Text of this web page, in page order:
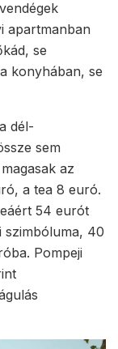
apartmanban
se
konyhában, se
dél-
sem
az
a tea 8 euró.
54 eurót
szimbóluma, 40
Pompeji